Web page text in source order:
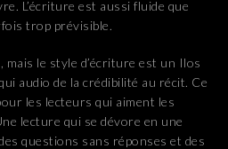
L’écriture est aussi fluide que
trop prévisible.
mais le style d’écriture est un Ilos
audio de la crédibilité au récit. Ce
les lecteurs qui aiment les
lecture qui se dévore en une
questions sans réponses et des